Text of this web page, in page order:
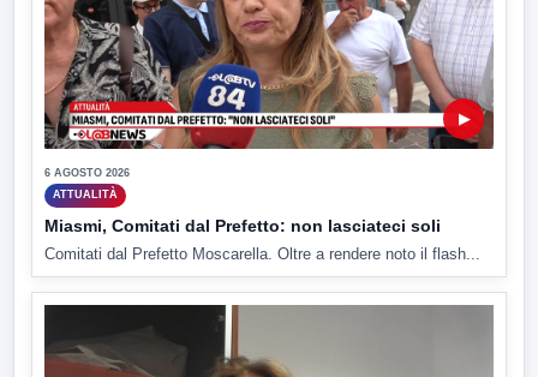
▶
6 AGOSTO 2026
ATTUALITÀ
Miasmi, Comitati dal Prefetto: non lasciateci soli
Comitati dal Prefetto Moscarella. Oltre a rendere noto il flash...